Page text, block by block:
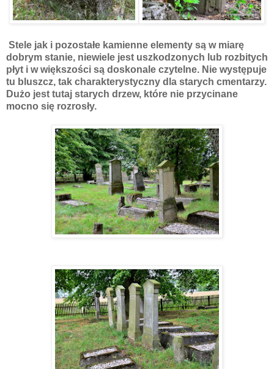
Stele jak i pozostałe kamienne elementy są w miarę
dobrym stanie, niewiele jest uszkodzonych lub rozbitych
płyt i w większości są doskonale czytelne. Nie występuje
tu bluszcz, tak charakterystyczny dla starych cmentarzy.
Dużo jest tutaj starych drzew, które nie przycinane
mocno się rozrosły.